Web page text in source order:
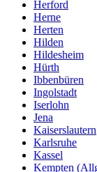
Herford
Herne
Herten
Hilden
Hildesheim
Hürth
Ibbenbüren
Ingolstadt
Iserlohn
Jena
Kaiserslautern
Karlsruhe
Kassel
Kempten